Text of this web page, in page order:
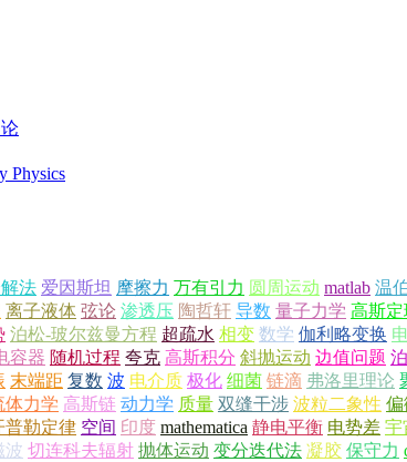
Physics
法 爱因斯坦 摩擦力 万有引力 圆周运动 matlab 温
离子液体 弦论 渗透压 陶哲轩 导数 量子力学 高斯定
泊松-玻尔兹曼方程 超疏水 相变 数学 伽利略变换
容器 随机过程 夸克 高斯积分 斜抛运动 边值问题
末端距 复数 波 电介质 极化 细菌 链滴 弗洛里理论
体力学 高斯链 动力学 质量 双缝干涉 波粒二象性 偏
普勒定律 空间 印度 mathematica 静电平衡 电势差 宇
波 切连科夫辐射 抛体运动 变分迭代法 凝胶 保守力